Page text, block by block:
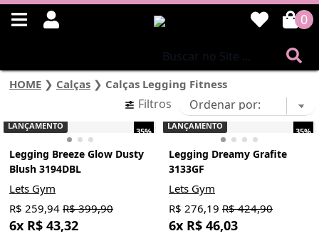
0
HOME ❯ Calças ❯ Calças Legging Fitness
Filtros
35%
LANÇAMENTO
Legging Breeze Glow Dusty
Blush 3194DBL
Lets Gym
R$ 259,94 R$ 399,90
6x R$ 43,32
35%
LANÇAMENTO
Legging Dreamy Grafite
3133GF
Lets Gym
R$ 276,19 R$ 424,90
6x R$ 46,03